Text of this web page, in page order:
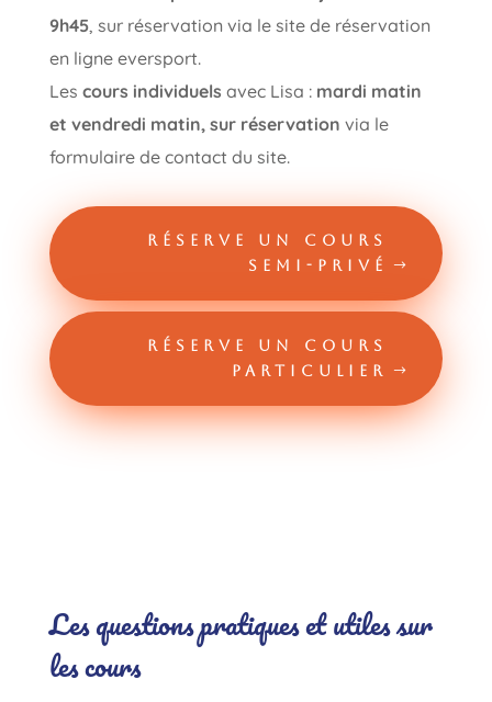
9h45, sur réservation via le site de réservation
en ligne eversport.
Les cours individuels avec Lisa : mardi matin
et vendredi matin, sur réservation via le
formulaire de contact du site.
RÉSERVE UN COURS
SEMI-PRIVÉ
RÉSERVE UN COURS
PARTICULIER
Les questions pratiques et utiles sur
les cours